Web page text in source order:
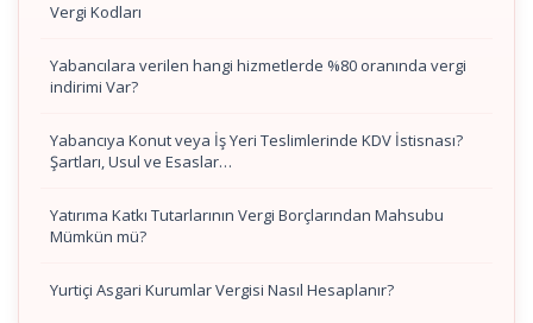
Vergi Kodları
Yabancılara verilen hangi hizmetlerde %80 oranında vergi
indirimi Var?
Yabancıya Konut veya İş Yeri Teslimlerinde KDV İstisnası?
Şartları, Usul ve Esaslar…
Yatırıma Katkı Tutarlarının Vergi Borçlarından Mahsubu
Mümkün mü?
Yurtiçi Asgari Kurumlar Vergisi Nasıl Hesaplanır?